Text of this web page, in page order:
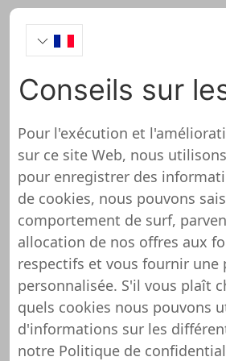
BeNaughty
Test
Nous avons donc
BeNaughty
La vérification de la boutique
est divisée en certaines
Conseils sur
Pour l'exécution et
sur ce site Web, nous
pour enregistrer des
de cookies, nous pouvons
comportement de surf,
allocation de nos offres aux
respectifs et vous fournir une
personnalisée. S'il vous plaît
quels cookies nous pouvons
d'informations sur les
notre Politique de